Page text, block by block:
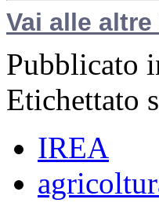
Vai alle
Pubblicato
Etichettato
IREA